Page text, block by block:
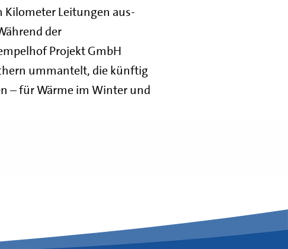
Kilometer Leitungen aus-
der
Projekt GmbH
ummantelt, die künftig
– für Wärme im Winter und